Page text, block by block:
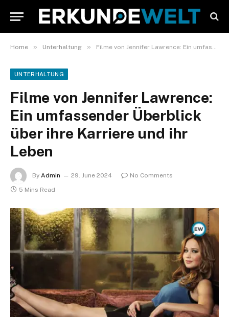
Home » Unterhaltung » Filme von Jennifer Lawrence: Ein umfassender Überblick über ihre Karriere und ihr Leben
UNTERHALTUNG
Filme von Jennifer Lawrence:
Ein umfassender Überblick
über ihre Karriere und ihr
Leben
By Admin 29. June 2024
No Comments
5 Mins Read